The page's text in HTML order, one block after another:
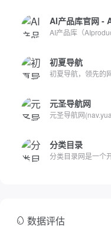
初夏导航
元圣导航网
分类目录
数据评估